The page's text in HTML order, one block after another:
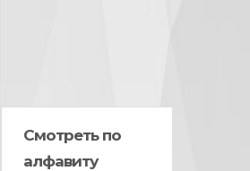
Смотреть по
алфавиту